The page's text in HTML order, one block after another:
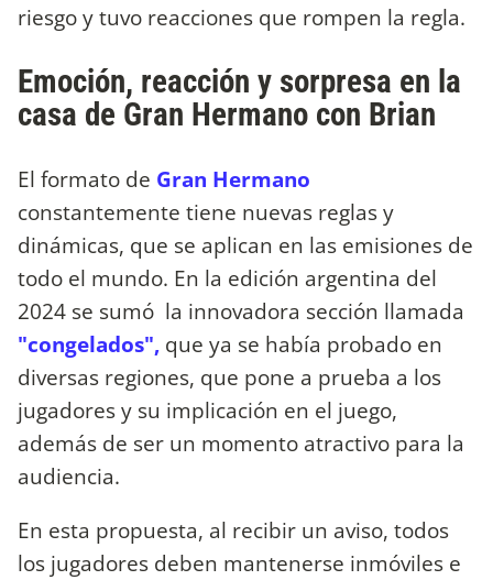
riesgo y tuvo reacciones que rompen la regla.
Emoción, reacción y sorpresa en la
casa de Gran Hermano con Brian
El formato de Gran Hermano
constantemente tiene nuevas reglas y
dinámicas, que se aplican en las emisiones de
todo el mundo. En la edición argentina del
2024 se sumó la innovadora sección llamada
"congelados", que ya se había probado en
diversas regiones, que pone a prueba a los
jugadores y su implicación en el juego,
además de ser un momento atractivo para la
audiencia.
En esta propuesta, al recibir un aviso, todos
los jugadores deben mantenerse inmóviles e